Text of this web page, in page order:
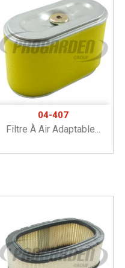
04-407
Filtre À Air Adaptable...